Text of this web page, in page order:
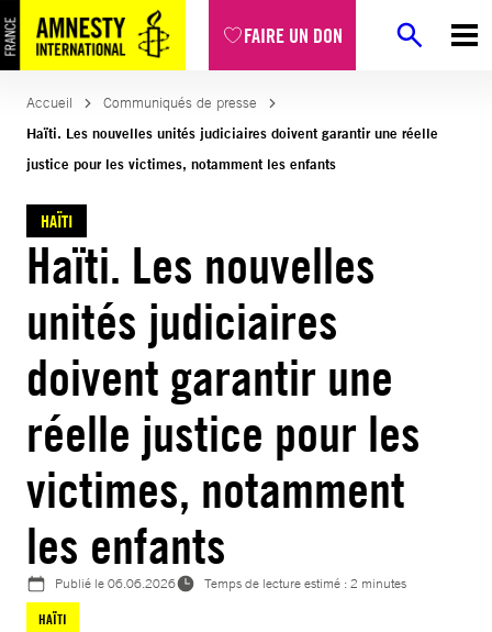
FAIRE UN DON
Aller
au
contenu
Accueil
Communiqués de presse
Haïti. Les nouvelles unités judiciaires doivent garantir une réelle
justice pour les victimes, notamment les enfants
HAÏTI
Haïti. Les nouvelles
unités judiciaires
doivent garantir une
réelle justice pour les
victimes, notamment
les enfants
Publié le06.06.2026
Temps de lecture estimé : 2 minutes
HAÏTI